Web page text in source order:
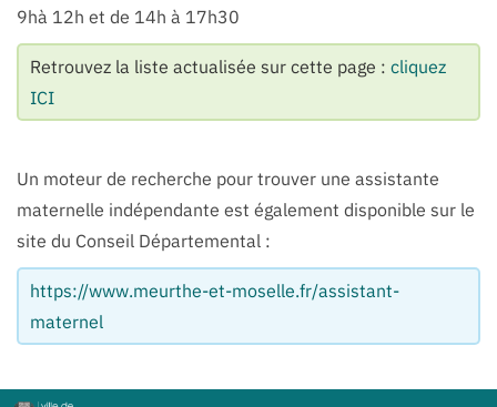
9hà 12h et de 14h à 17h30
Retrouvez la liste actualisée sur cette page : cliquez
ICI
Un moteur de recherche pour trouver une assistante
maternelle indépendante est également disponible sur le
site du Conseil Départemental :
https://www.meurthe-et-moselle.fr/assistant-
maternel